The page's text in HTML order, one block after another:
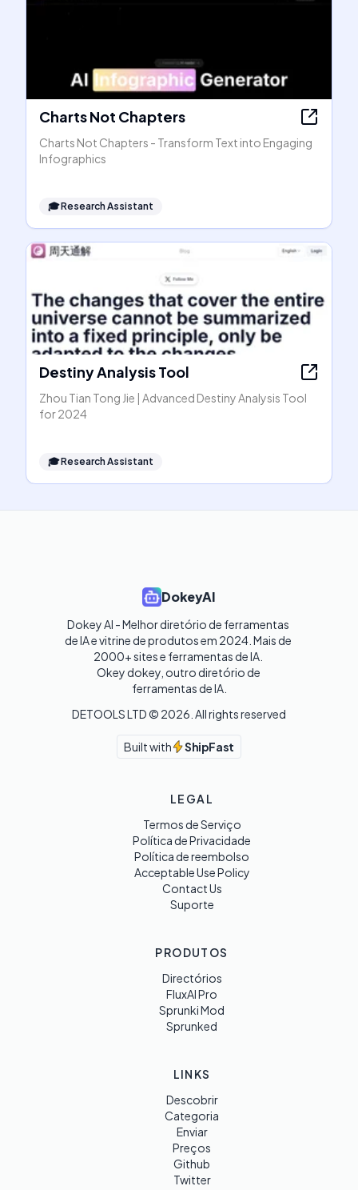
Charts Not Chapters
Charts Not Chapters - Transform Text into Engaging
Infographics
🎓Research Assistant
Destiny Analysis Tool
Zhou Tian Tong Jie | Advanced Destiny Analysis Tool
for 2024
🎓Research Assistant
DokeyAI
Dokey AI - Melhor diretório de ferramentas
de IA e vitrine de produtos em 2024. Mais de
2000+ sites e ferramentas de IA.
Okey dokey, outro diretório de
ferramentas de IA.
DETOOLS LTD © 2026 . All rights reserved
Built with ShipFast
LEGAL
Termos de Serviço
Política de Privacidade
Política de reembolso
Acceptable Use Policy
Contact Us
Suporte
PRODUTOS
Directórios
FluxAI Pro
Sprunki Mod
Sprunked
LINKS
Descobrir
Categoria
Enviar
Preços
Github
Twitter